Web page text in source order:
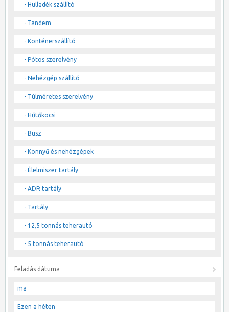
- Hulladék szállító
- Tandem
- Konténerszállító
- Pótos szerelvény
- Nehézgép szállító
- Túlméretes szerelvény
- Hűtőkocsi
- Busz
- Könnyű és nehézgépek
- Élelmiszer tartály
- ADR tartály
- Tartály
- 12,5 tonnás teherautó
- 5 tonnás teherautó
Feladás dátuma
ma
Ezen a héten